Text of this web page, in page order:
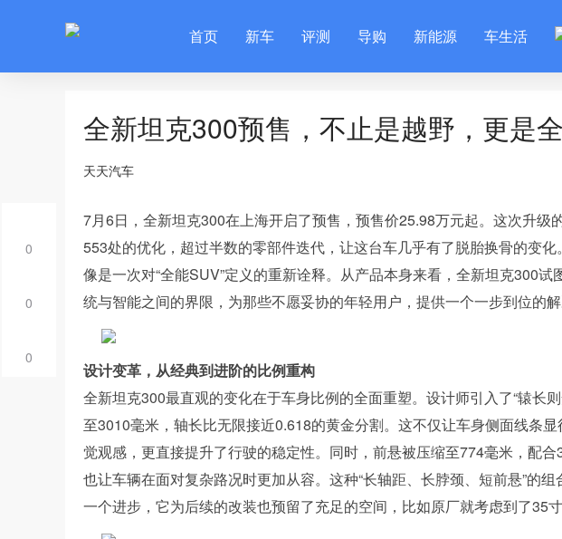
首页 新车 评测 导购 新能源 车生活
0
0
0
全新坦克300预售，不止是越野，更是
天天汽车
7月6日，全新坦克300在上海开启了预售，预售价25.98万元起。这次升级
553处的优化，超过半数的零部件迭代，让这台车几乎有了脱胎换骨的变
像是一次对“全能SUV”定义的重新诠释。从产品本身来看，全新坦克300
统与智能之间的界限，为那些不愿妥协的年轻用户，提供一个一步到位的解
设计变革，从经典到进阶的比例重构
全新坦克300最直观的变化在于车身比例的全面重塑。设计师引入了“辕长
至3010毫米，轴长比无限接近0.618的黄金分割。这不仅让车身侧面线条
觉观感，更直接提升了行驶的稳定性。同时，前悬被压缩至774毫米，配合
也让车辆在面对复杂路况时更加从容。这种“长轴距、长脖颈、短前悬”的
一个进步，它为后续的改装也预留了充足的空间，比如原厂就考虑到了35寸